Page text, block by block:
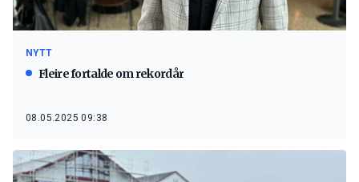
NYTT
Fleire fortalde om rekordår
08.05.2025 09:38